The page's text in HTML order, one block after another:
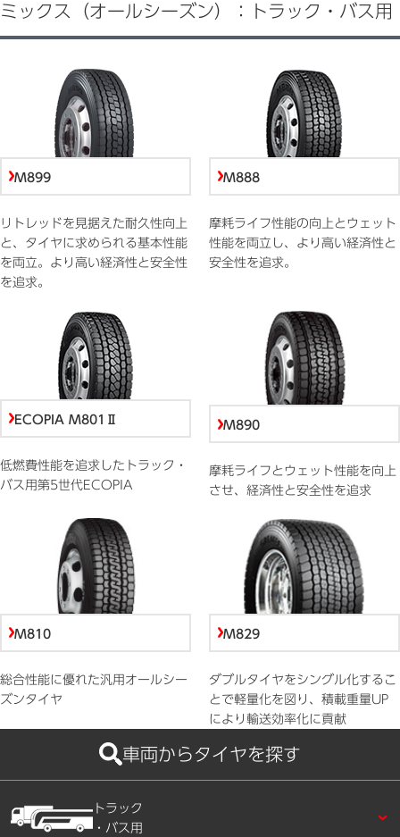
ミックス（オールシーズン）：トラック・バス用
M899
リトレッドを見据えた耐久性向上
と、タイヤに求められる基本性能
を両立。より高い経済性と安全性
を追求。
M888
摩耗ライフ性能の向上とウェット
性能を両立し、より高い経済性と
安全性を追求。
ECOPIA M801Ⅱ
低燃費性能を追求したトラック・
バス用第5世代ECOPIA
M890
摩耗ライフとウェット性能を向上
させ、経済性と安全性を追求
M810
総合性能に優れた汎用オールシー
ズンタイヤ
M829
ダブルタイヤをシングル化するこ
とで軽量化を図り、積載重量UP
により輸送効率化に貢献
車両からタイヤを探す
トラック
・バス用